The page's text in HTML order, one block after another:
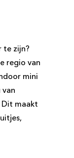
te zijn?
regio van
mini
van
Dit maakt